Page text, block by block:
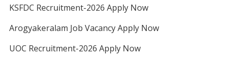
KSFDC Recruitment-2026 Apply Now
Arogyakeralam Job Vacancy Apply Now
UOC Recruitment-2026 Apply Now